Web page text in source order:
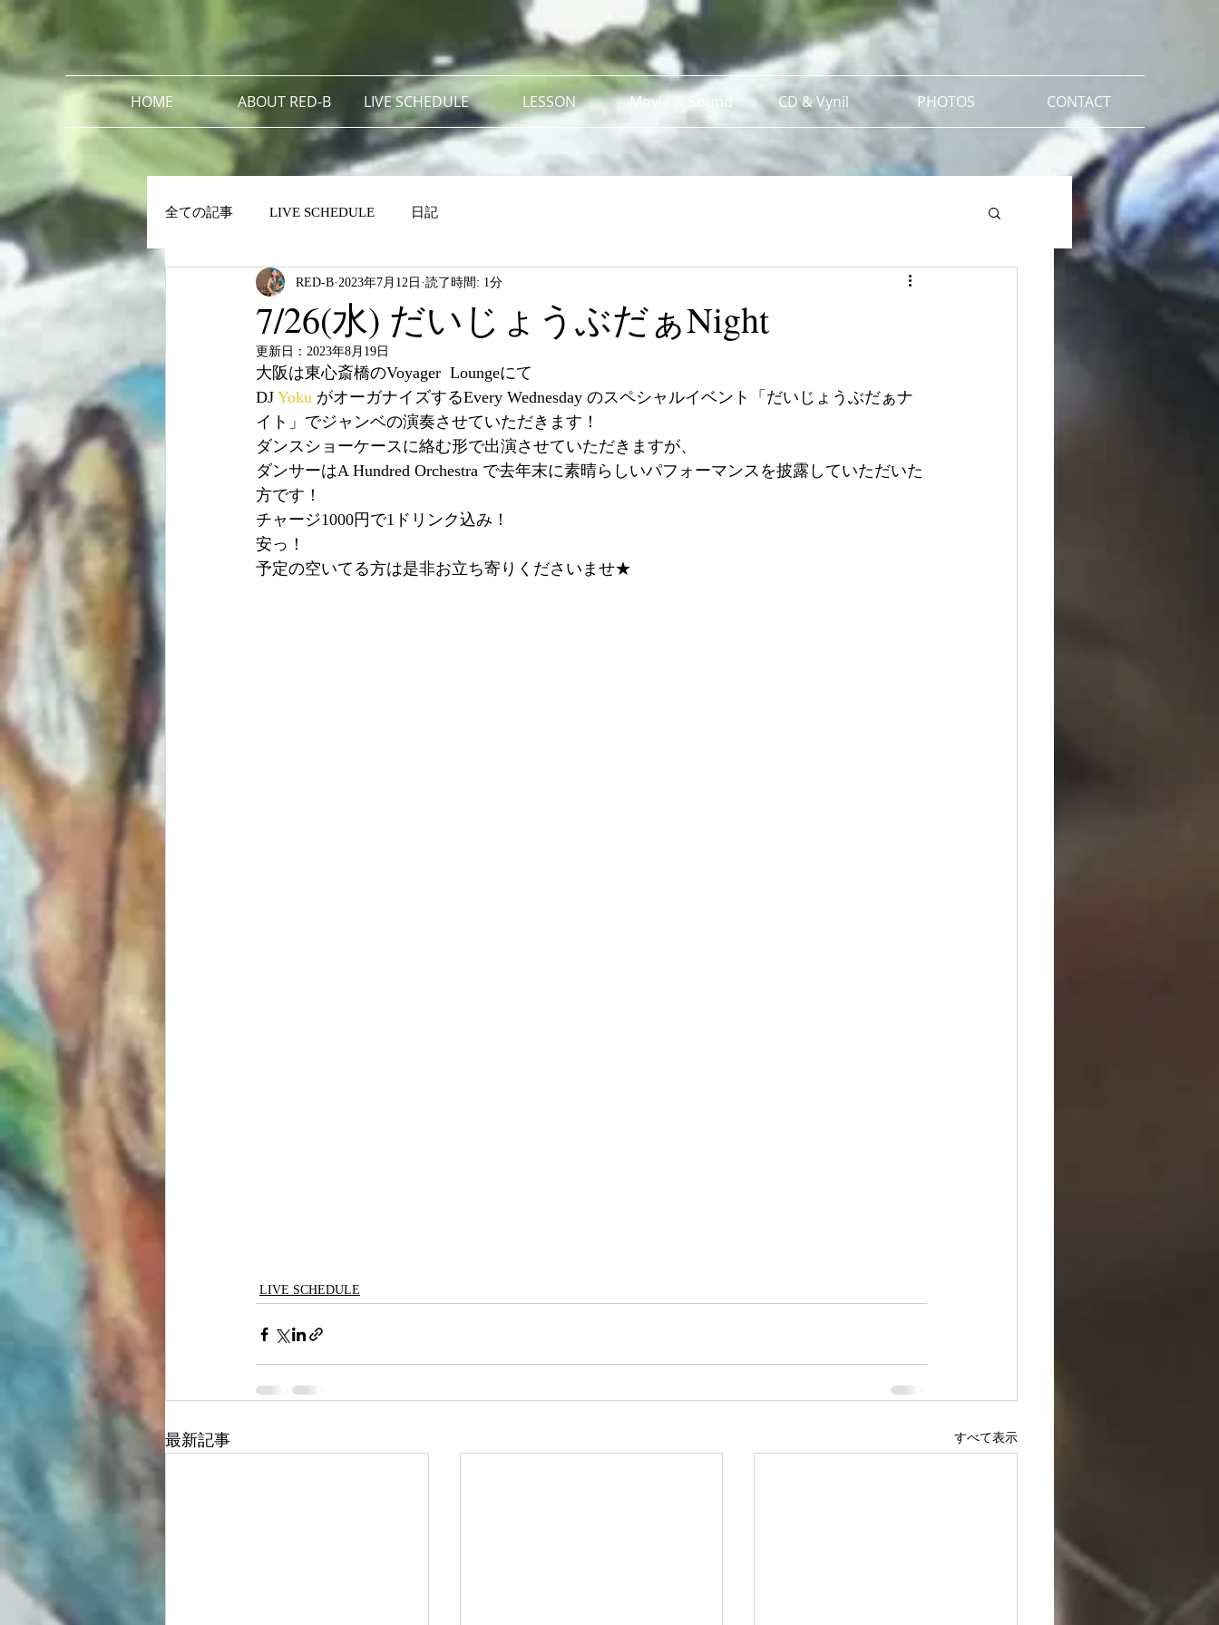
HOME ABOUT RED-B LIVE SCHEDULE LESSON Movie & Sound CD & Vynil PHOTOS CONTACT
全ての記事 LIVE SCHEDULE 日記
7/26(水) だいじょうぶだぁNight
RED-B 2023年7月12日 読了時間: 1分
更新日： 2023年8月19日
大阪は東心斎橋のVoyager  Loungeにて
DJ Yoku がオーガナイズするEvery Wednesday のスペシャルイベント「だいじょうぶだぁナ
イト」でジャンベの演奏させていただきます！
ダンスショーケースに絡む形で出演させていただきますが、
ダンサーはA Hundred Orchestra で去年末に素晴らしいパフォーマンスを披露していただいた
方です！
チャージ1000円で1ドリンク込み！
安っ！
予定の空いてる方は是非お立ち寄りくださいませ★
LIVE SCHEDULE
最新記事 すべて表示